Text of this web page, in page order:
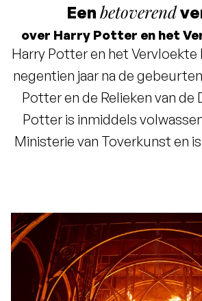
Exclusief
(€ 6,20) en service
charge (€ 3,75)
Gratis annuleren
dagen voor
Een betoverend
over Harry Potter en het
Harry Potter en het Vervloekte
negentien jaar na de
Potter en de Relieken van de
Potter is inmiddels
Ministerie van Toverkunst en